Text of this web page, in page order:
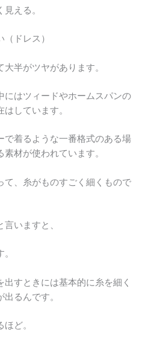
える。
ドレス）
半がツヤがあります。
にはツィードやホームスパンの
しています。
で着るような一番格式のある場
材が使われています。
て、糸がものすごく細くもので
いますと、
すときには基本的に糸を細く
るんです。
ど。